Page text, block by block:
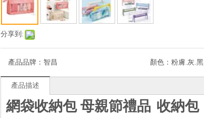
分享到:
產品品牌： 智昌 顏色： 粉膚.灰.黑
產品描述
網袋收納包 母親節禮品 收納包